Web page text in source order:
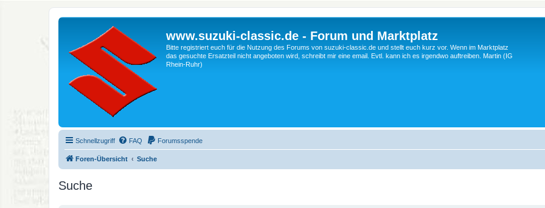
www.suzuki-classic.de - Forum und Marktplatz
Bitte registriert euch für die Nutzung des Forums von suzuki-classic.de und stellt euch kurz vor. Wenn im Marktplatz
das gesuchte Ersatzteil nicht angeboten wird, schreibt mir eine email. Evtl. kann ich es irgendwo auftreiben. Martin (IG
Rhein-Ruhr)
Schnellzugriff FAQ Forumsspende
Foren-Übersicht Suche
Suche